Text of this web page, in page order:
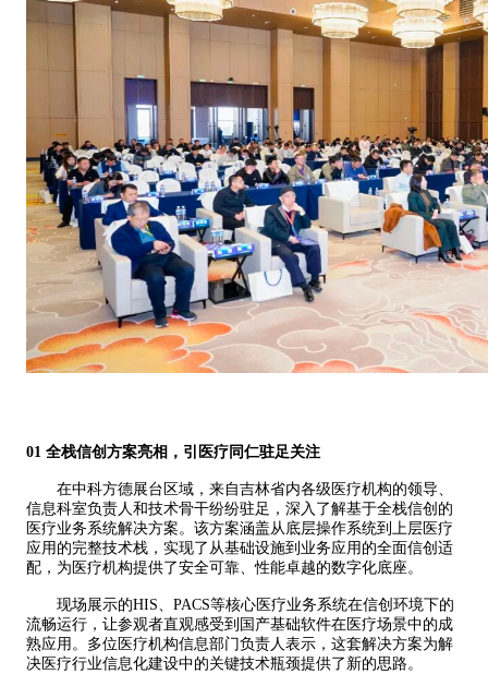
01 全栈信创方案亮相，引医疗同仁驻足关注
在中科方德展台 区域 ，来自吉林省内各级医疗机构的领导、
信息科室负责人和技术骨干纷纷驻足，深入了解基于全栈信创的
医疗业务系统解决方案。该方案涵盖从底层操作系统到上层医疗
应用的完整技术栈，实现了从基础设施到业务应用的全面信创适
配，为医疗机构提供了安全可靠、性能卓越的数字化底座。
现场展示的HIS、PACS等核心医疗业务系统在信创环境下的
流畅运行，让参观者直观感受到国产基础软件在医疗场景中的成
熟应用。多位医疗机构信息部门负责人表示，这套解决方案为解
决医疗行业信息化建设中的关键技术瓶颈提供了新的思路。